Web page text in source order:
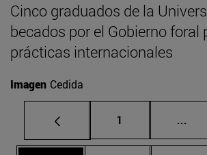
Cinco graduados de la
becados por el Gobierno foral
prácticas internacionales
Imagen Cedida
Página
1 ...